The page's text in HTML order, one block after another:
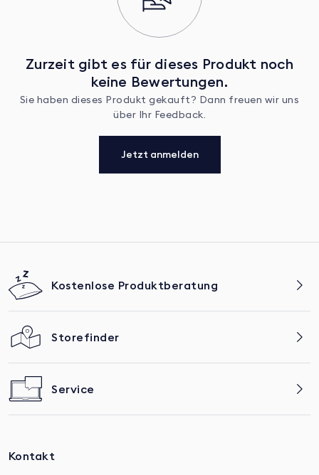
Zurzeit gibt es für dieses Produkt noch
keine Bewertungen.
Sie haben dieses Produkt gekauft? Dann freuen wir uns
über Ihr Feedback.
Jetzt anmelden
Kostenlose Produktberatung
Storefinder
Service
Kontakt